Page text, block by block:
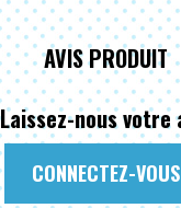
AVIS PRODUIT
Laissez-nous votre
CONNECTEZ-VOUS